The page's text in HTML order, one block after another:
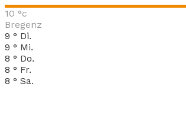
10 °c
Bregenz
9 ° Di.
9 ° Mi.
8 ° Do.
8 ° Fr.
8 ° Sa.